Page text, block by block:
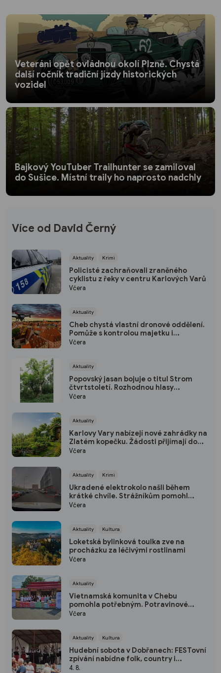
Veteráni opět ovládnou okolí Plzně. Chystá
další ročník tradiční jízdy historických
vozidel
Bajkový YouTuber Trailhunter se zamiloval
do Sušice. Místní traily ho naprosto nadchly
Více od David Černý
Aktuality Krimi
Policisté zachraňovali zraněného
cyklistu z řeky v centru Karlových Varů
Včera
Aktuality
Cheb chystá vlastní dronové oddělení.
Pomůže s kontrolou majetku i
bezpečností ve městě
Včera
Aktuality
Popovský jasan bojuje o titul Strom
čtvrtstoletí. Rozhodnou hlasy
veřejnosti
Včera
Aktuality
Karlovy Vary nabízejí nové zahrádky na
Zlatém kopečku. Žádosti přijímají do
konce srpna
Včera
Aktuality Krimi
Ukradené elektrokolo našli během
krátké chvíle. Strážníkům pomohl
kamerový systém
Včera
Aktuality Kultura
Loketská bylinková toulka zve na
procházku za léčivými rostlinami
Včera
Aktuality
Vietnamská komunita v Chebu
pomohla potřebným. Potravinové
bance darovala stovky kilogramů
Včera
Aktuality Kultura
Hudební sobota v Dobřanech: FESTovní
zpívání nabídne folk, country i
akustickou muziku
4. 8.